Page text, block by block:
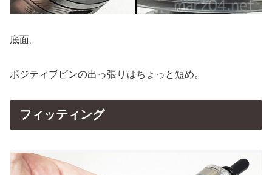
底面。
ポジティブピンの出っ張りはちょっと短め。
フィッティング